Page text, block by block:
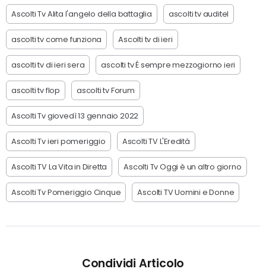
Ascolti Tv Alita l'angelo della battaglia ascolti tv auditel
ascolti tv come funziona Ascolti tv di ieri
ascolti tv di ieri sera ascolti tv É sempre mezzogiorno ieri
ascolti tv flop ascolti tv Forum
Ascolti Tv giovedì 13 gennaio 2022
Ascolti Tv ieri pomeriggio Ascolti TV L'Eredità
Ascolti TV La Vita in Diretta Ascolti Tv Oggi è un altro giorno
Ascolti Tv Pomeriggio Cinque Ascolti TV Uomini e Donne
Condividi Articolo